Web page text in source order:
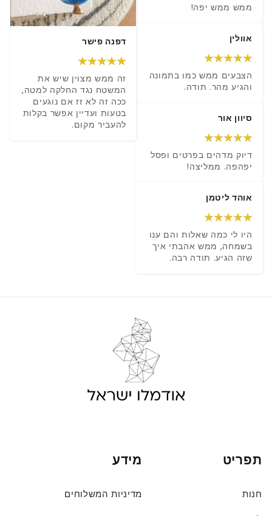
ממש ממש יפה!
אוולין
והגיע מהר. תודה.
סיוון אור
יפהפה. ממליצה!
אוהד ליטמן
בשמחה, ממש אהבתי איך
שזה הגיע. תודה רבה.
דפנה פישר
זה ממש מצוין שיש את
המשטח נגד החלקה למטה,
להעביר מקום.
תפריט
חנות
מידע
מדיניות המשלוחים